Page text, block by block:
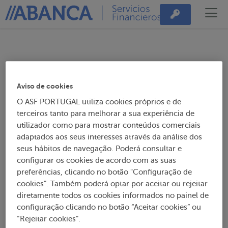
Mediador do
crédito
O Mediador do Crédito desenvolve uma
atividade de mediação entre clientes bancários
e instituições de crédito e presta
esclarecimentos e informações em matéria de
crédito.
Aviso de cookies
O ASF PORTUGAL utiliza cookies próprios e de
terceiros tanto para melhorar a sua experiência de
utilizador como para mostrar conteúdos comerciais
adaptados aos seus interesses através da análise dos
seus hábitos de navegação. Poderá consultar e
configurar os cookies de acordo com as suas
preferências, clicando no botão "Configuração de
cookies”. Também poderá optar por aceitar ou rejeitar
diretamente todos os cookies informados no painel de
configuração clicando no botão “Aceitar cookies” ou
“Rejeitar cookies”.